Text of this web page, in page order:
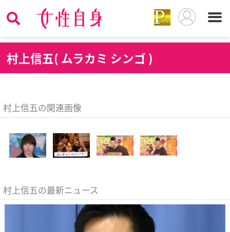
村上信五( ムラカミ シンゴ )
村上信五の関連画像
村上信五の最新ニュース